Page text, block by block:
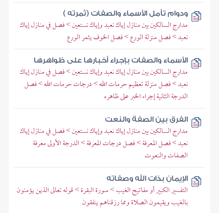
ودوام تأمل الأسماء والصفات (ثمرته )
مدارج السالكين بين منازل إياك نعبد وإياك نستعين > فصل في منازل إياك
نعبد > فصل منزلة الورع > فصل الخوف يثمر الورع
الأسماء والصفات بإجراء أخبارها على ظواهرها
مدارج السالكين بين منازل إياك نعبد وإياك نستعين > فصل في منازل إياك
نعبد > فصل منزلة تعظيم حرمات الله > درجات حرمات الله > فصل
الدرجة الثانية إجراء الخبر على ظاهره
الفرق بين الصفة والنعت
مدارج السالكين بين منازل إياك نعبد وإياك نستعين > فصل في منازل إياك
نعبد > فصل المعرفة > فصل درجات المعرفة > الدرجة الأولى معرفة
الصفات والنعوت
الإيمان بذات الله وصفاته
التفسير الكبير أو مفاتيح الغيب > سورة البقرة > قوله تعالى الذين يؤمنون
بالغيب ويقيمون الصلاة ومما رزقناهم ينفقون